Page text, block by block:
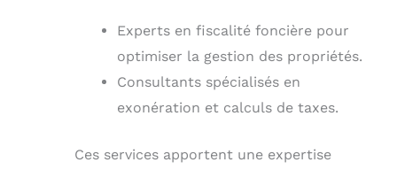
Experts en fiscalité foncière pour
optimiser la gestion des propriétés.
Consultants spécialisés en
exonération et calculs de taxes.
Ces services apportent une expertise